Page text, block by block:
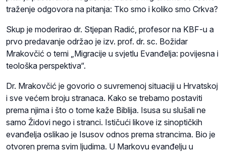
traženje odgovora na pitanja: Tko smo i koliko smo Crkva?
Skup je moderirao dr. Stjepan Radić, profesor na KBF-u a
prvo predavanje održao je izv. prof. dr. sc. Božidar
Mrakovčić o temi „Migracije u svjetlu Evanđelja: povijesna i
teološka perspektiva“.
Dr. Mrakovčić je govorio o suvremenoj situaciji u Hrvatskoj
i sve većem broju stranaca. Kako se trebamo postaviti
prema njima i što o tome kaže Biblija. Isusa su slušali ne
samo Židovi nego i stranci. Ističući likove iz sinoptičkih
evanđelja oslikao je Isusov odnos prema strancima. Bio je
otvoren prema svim ljudima. U Markovu evanđelju u